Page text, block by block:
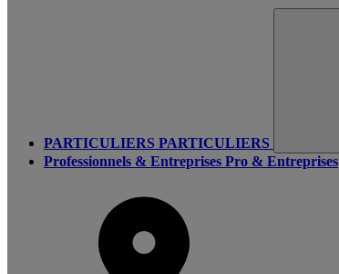
PARTICULIERS PARTICULIERS
Professionnels & Entreprises Pro & Entreprises